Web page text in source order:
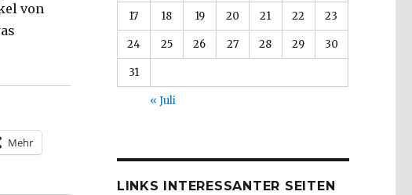
von
Rezension von Christoph Fleischer, Welver 2016“
Mehr
17 18 19 20 21 22 23
24 25 26 27 28 29 30
31
« Juli
LINKS INTERESSANTER SEITEN